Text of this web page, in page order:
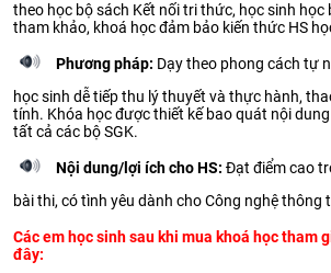
theo học bộ sách Kết nối tri thức, học sinh học
tham khảo, khoá học đảm bảo kiến thức HS
Phương pháp: Dạy theo phong cách tự
học sinh dễ tiếp thu lý thuyết và thực hành,
tính. Khóa học được thiết kế bao quát nội
tất cả các bộ SGK.
Nội dung/lợi ích cho HS: Đạt điểm cao
bài thi, có tình yêu dành cho Công nghệ thông
Các em học sinh sau khi mua khoá học tham
đây: